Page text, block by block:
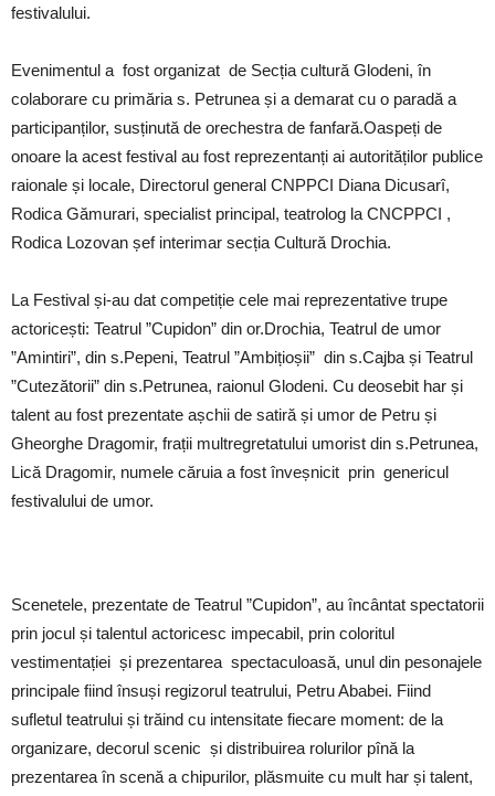
festivalului.
Evenimentul a fost organizat de Secția cultură Glodeni, în
colaborare cu primăria s. Petrunea și a demarat cu o paradă a
participanților, susținută de orechestra de fanfară.Oaspeți de
onoare la acest festival au fost reprezentanți ai autorităților publice
raionale și locale, Directorul general CNPPCI Diana Dicusarî,
Rodica Gămurari, specialist principal, teatrolog la CNCPPCI ,
Rodica Lozovan șef interimar secția Cultură Drochia.
La Festival și-au dat competiție cele mai reprezentative trupe
actoricești: Teatrul ”Cupidon” din or.Drochia, Teatrul de umor
”Amintiri”, din s.Pepeni, Teatrul ”Ambițioșii” din s.Cajba și Teatrul
”Cutezătorii” din s.Petrunea, raionul Glodeni. Cu deosebit har și
talent au fost prezentate așchii de satiră și umor de Petru și
Gheorghe Dragomir, frații multregretatului umorist din s.Petrunea,
Lică Dragomir, numele căruia a fost înveșnicit prin genericul
festivalului de umor.
Scenetele, prezentate de Teatrul ”Cupidon”, au încântat spectatorii
prin jocul și talentul actoricesc impecabil, prin coloritul
vestimentației și prezentarea spectaculoasă, unul din pesonajele
principale fiind însuși regizorul teatrului, Petru Ababei. Fiind
sufletul teatrului și trăind cu intensitate fiecare moment: de la
organizare, decorul scenic și distribuirea rolurilor pînă la
prezentarea în scenă a chipurilor, plăsmuite cu mult har și talent,